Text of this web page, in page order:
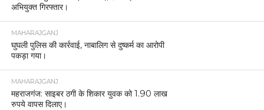
अभियुक्त गिरफ्तार।
MAHARAJGANJ
घुघली पुलिस की कार्रवाई, नाबालिग से दुष्कर्म का आरोपी
पकड़ा गया।
MAHARAJGANJ
महराजगंज: साइबर ठगी के शिकार युवक को 1.90 लाख
रुपये वापस दिलाए।